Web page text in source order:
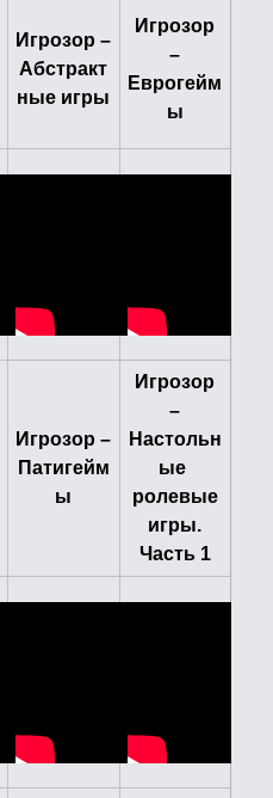
Игрозор –
Абстракт
ные игры
Игрозор
–
Еврогейм
ы
Игрозор –
Патигейм
ы
Игрозор
–
Настольн
ые
ролевые
игры.
Часть 1